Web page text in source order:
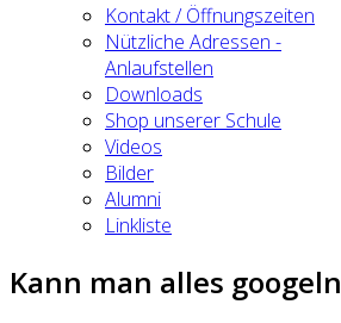
Kontakt / Öffnungszeiten
Nützliche Adressen -
Anlaufstellen
Downloads
Shop unserer Schule
Videos
Bilder
Alumni
Linkliste
Kann man alles googeln